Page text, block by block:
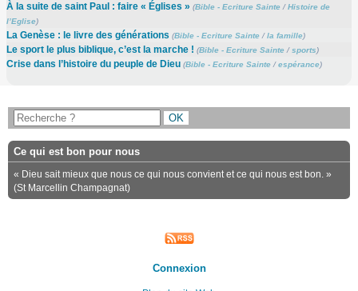
À la suite de saint Paul : faire « Églises » (Bible - Ecriture Sainte/Histoire de
l’Eglise)
La Genèse : le livre des générations (Bible - Ecriture Sainte/la famille)
Le sport le plus biblique, c’est la marche ! (Bible - Ecriture Sainte/ sports)
Crise dans l’histoire du peuple de Dieu (Bible - Ecriture Sainte/espérance)
Ce qui est bon pour nous
« Dieu sait mieux que nous ce qui nous convient et ce qui nous est bon. »
(St Marcellin Champagnat)
Connexion